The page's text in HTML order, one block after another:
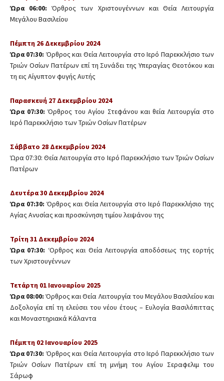
Ώρα 06:00: Όρθρος των Χριστουγέννων και Θεία Λειτουργία
Μεγάλου Βασιλείου
Πέμπτη 26 Δεκεμβρίου 2024
Ώρα 07:30: Όρθρος και Θεία Λειτουργία στο Ιερό Παρεκκλήσιο των
Τριών Οσίων Πατέρων επί τη Συνάδει της Υπεραγίας Θεοτόκου και
τη εις Αίγυπτον φυγής Αυτής
Παρασκευή 27 Δεκεμβρίου 2024
Ώρα 07:30: Όρθρος του Αγίου Στεφάνου και θεία Λειτουργία στο
Ιερό Παρεκκλήσιο των Τριών Οσίων Πατέρων
Σάββατο 28 Δεκεμβρίου 2024
Ώρα 07:30: Θεία Λειτουργία στο Ιερό Παρεκκλήσιο των Τριών Οσίων
Πατέρων
Δευτέρα 30 Δεκεμβρίου 2024
Ώρα 07:30: Όρθρος και Θεία Λειτουργία στο Ιερό Παρεκκλήσιο της
Αγίας Ανυσίας και προσκύνηση τιμίου λειψάνου της
Τρίτη 31 Δεκεμβρίου 2024
Ώρα 07:30: ‘Ορθρος και Θεία Λειτουργία αποδόσεως της εορτής
των Χριστουγέννων
Τετάρτη 01 Ιανουαρίου 2025
Ώρα 08:00: Όρθρος και Θεία Λειτουργία του Μεγάλου Βασιλείου και
Δοξολογία επί τη ελεύσει του νέου έτους – Ευλογία Βασιλόπιττας
και Μοναστηριακά Κάλαντα
Πέμπτη 02 Ιανουαρίου 2025
Ώρα 07:30: Όρθρος και Θεία Λειτουργία στο Ιερό Παρεκκλήσιο των
Τριών Οσίων Πατέρων επί τη μνήμη του Αγίου Σεραφελιμ του
Σάρωφ